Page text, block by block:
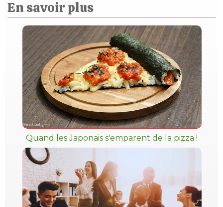
En savoir plus
Quand les Japonais s'emparent de la pizza !